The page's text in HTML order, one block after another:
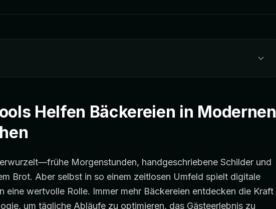
Helfen Bäckereien in Modernen
Morgenstunden, handgeschriebene Schilder und
Brot. Aber selbst in so einem zeitlosen Umfeld spielt digitale
eine wertvolle Rolle. Immer mehr Bäckereien entdecken die Kraft
um tägliche Abläufe zu optimieren, das Gästeerlebnis zu